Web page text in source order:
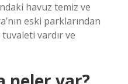
havuz temiz ve
eski parklarından
vardır ve